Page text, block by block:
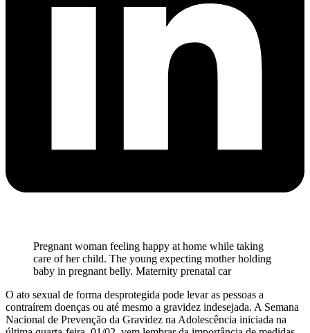
Pregnant woman feeling happy at home while taking
care of her child. The young expecting mother holding
baby in pregnant belly. Maternity prenatal car
O ato sexual de forma desprotegida pode levar as pessoas a
contraírem doenças ou até mesmo a gravidez indesejada. A Semana
Nacional de Prevenção da Gravidez na Adolescência iniciada na